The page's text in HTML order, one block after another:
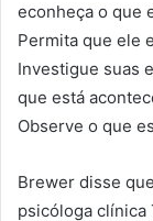
econheça o que
Permita que ele
Investigue suas
que está
Observe o que
Brewer disse
psicóloga clínica